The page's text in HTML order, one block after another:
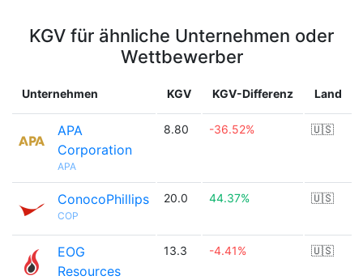
KGV für ähnliche Unternehmen oder
Wettbewerber
Unternehmen KGV KGV-Differenz Land
APA
Corporation
APA
8.80 -36.52% 🇺🇸
ConocoPhillips
COP
20.0 44.37% 🇺🇸
EOG
Resources
13.3 -4.41% 🇺🇸